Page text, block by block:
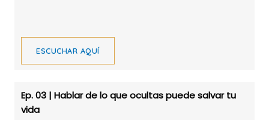
ESCUCHAR AQUÍ
Ep. 03 | Hablar de lo que ocultas puede salvar tu
vida